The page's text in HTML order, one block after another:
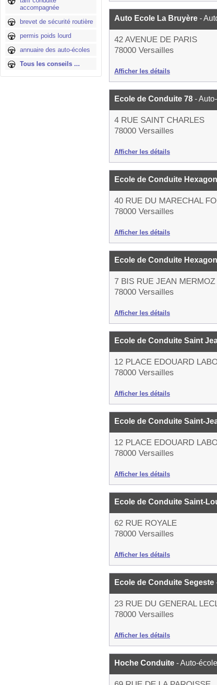
accompagnée
brevet de sécurité routière
permis poids lourd
annuaire des auto-écoles
Tous les conseils ...
Auto Ecole La Bruyère -
42 AVENUE DE PARIS
78000 Versailles
Afficher les détails
Ecole de Conduite 78 -
4 RUE SAINT CHARLES
78000 Versailles
Afficher les détails
Ecole de Conduite
40 RUE DU MARECHAL
78000 Versailles
Afficher les détails
Ecole de Conduite
7 BIS RUE JEAN MERMOZ
78000 Versailles
Afficher les détails
Ecole de Conduite Saint
12 PLACE EDOUARD
78000 Versailles
Afficher les détails
Ecole de Conduite Saint-
12 PLACE EDOUARD
78000 Versailles
Afficher les détails
Ecole de Conduite Saint-
62 RUE ROYALE
78000 Versailles
Afficher les détails
Ecole de Conduite Segeste
23 RUE DU GENERAL
78000 Versailles
Afficher les détails
Hoche Conduite - Auto-école